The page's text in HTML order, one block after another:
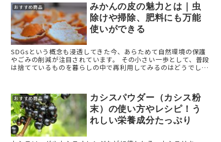
おすすめ商品
みかんの皮の魅力とは｜虫
除けや掃除、肥料にも万能
使いができる
SDGsという概念も浸透してきた今、あらためて自然環境の保護
やごみの削減が注目されています。 その小さい一歩として、普段
は捨てているものを暮らしの中で再利用してみるのはどうでしょ
おすすめ商品
カシスパウダー（カシス粉
末）の使い方やレシピ！う
れしい栄養成分たっぷり